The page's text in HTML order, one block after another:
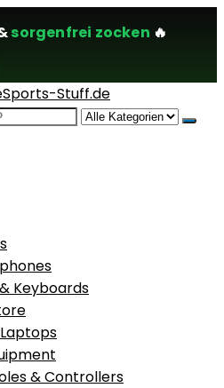
sorgenfrei zocken 🔥
Keyboards
& Controllers